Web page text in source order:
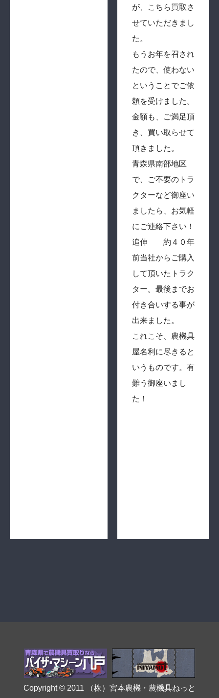
が、こちら買取さ
せていただきまし
た。
もうお年を召され
たので、使わない
ということでご依
頼を受けました。
金額も、ご満足頂
き、買い取らせて
頂きました。
青森県南部地区
で、ご不要のトラ
クターなど御座い
ましたら、お気軽
にご連絡下さい！
追伸 約４０年
前当社からご購入
して頂いたトラク
ター。最後までお
付き合いする事が
出来ました。
これこそ、農機具
屋名利に尽きると
いうものです。有
難う御座いまし
た！
Copyright © 2011 （株）宮本農機・農機具ねっと